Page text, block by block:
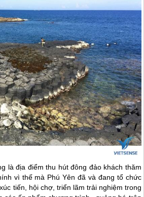
là địa điểm thu hút đông đảo khách thăm
vì thế mà Phú Yên đã và đang tổ chức
tiến, hội chợ, triển lãm trải nghiệm trong